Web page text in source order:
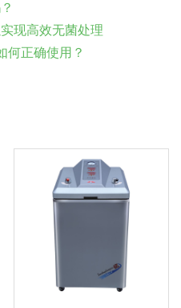
现高效无菌处理
何正确使用？